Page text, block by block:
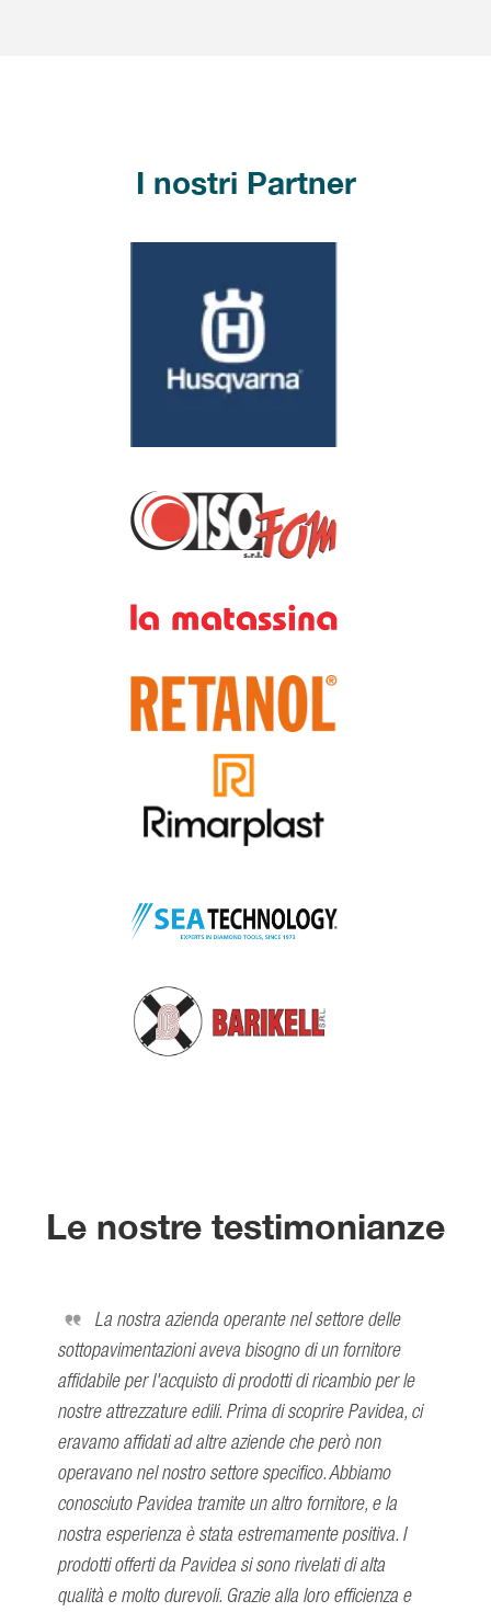
I nostri Partner
Le nostre testimonianze
La nostra azienda operante nel settore delle
sottopavimentazioni aveva bisogno di un fornitore
affidabile per l'acquisto di prodotti di ricambio per le
nostre attrezzature edili. Prima di scoprire Pavidea, ci
eravamo affidati ad altre aziende che però non
operavano nel nostro settore specifico. Abbiamo
conosciuto Pavidea tramite un altro fornitore, e la
nostra esperienza è stata estremamente positiva. I
prodotti offerti da Pavidea si sono rivelati di alta
qualità e molto durevoli. Grazie alla loro efficienza e